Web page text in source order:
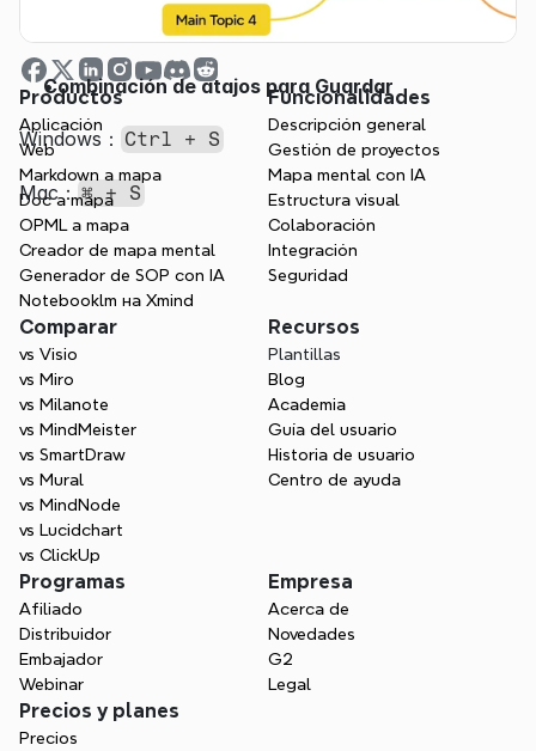
Combinación de atajos para Guardar
Windows： Ctrl + S
Mac：⌘ + S
Productos
Aplicación
Web
Markdown a mapa
Doc a mapa
OPML a mapa
Creador de mapa mental
Generador de SOP con IA
Notebooklm на Xmind
Funcionalidades
Descripción general
Gestión de proyectos
Mapa mental con IA
Estructura visual
Colaboración
Integración
Seguridad
Comparar
vs Visio
vs Miro
vs Milanote
vs MindMeister
vs SmartDraw
vs Mural
vs MindNode
vs Lucidchart
vs ClickUp
Recursos
Plantillas
Blog
Academia
Guía del usuario
Historia de usuario
Centro de ayuda
Programas
Afiliado
Distribuidor
Embajador
Webinar
Empresa
Acerca de
Novedades
G2
Legal
Precios y planes
Precios